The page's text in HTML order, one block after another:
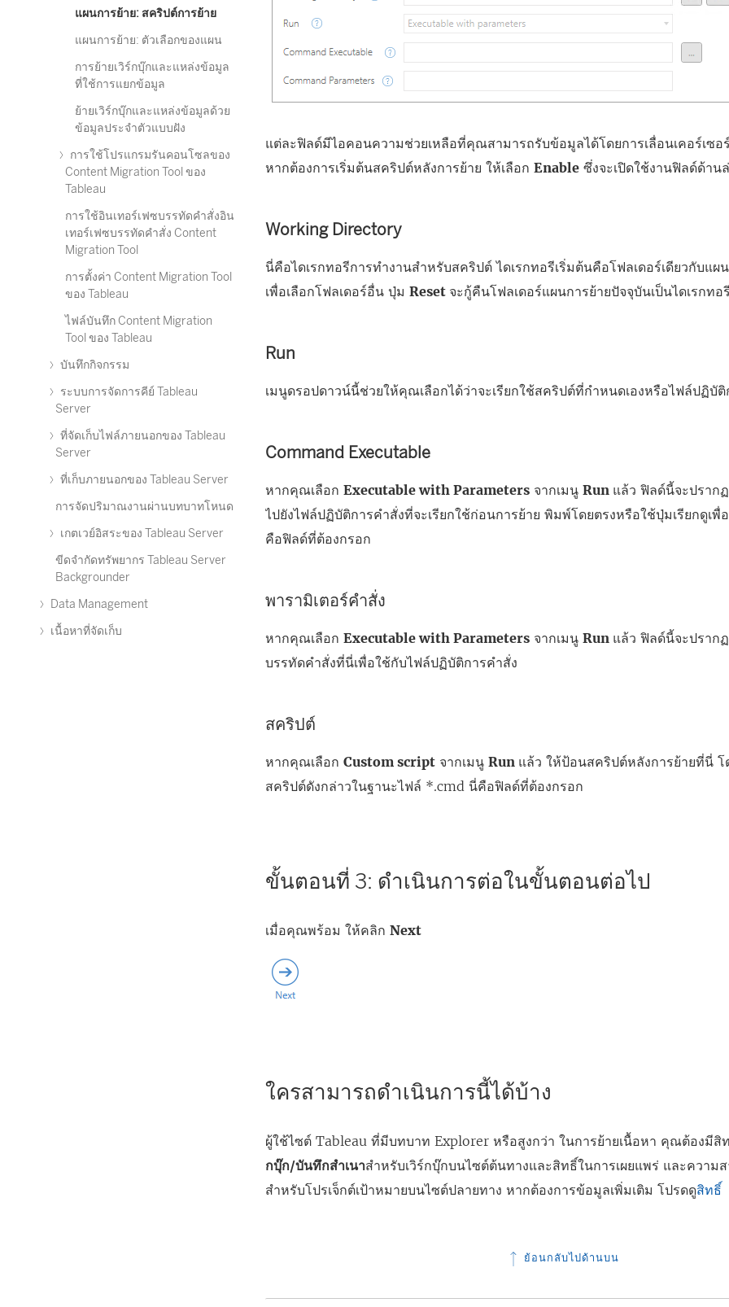
แผนการย้าย: สคริปต์การย้าย
แผนการย้าย: ตัวเลือกของแผน
การย้ายเวิร์กบุ๊กและแหล่งข้อมูล
ที่ใช้การแยกข้อมูล
ย้ายเวิร์กบุ๊กและแหล่งข้อมูลด้วย
ข้อมูลประจำตัวแบบฝัง
การใช้โปรแกรมรันคอนโซลของ
Content Migration Tool ของ
Tableau
การใช้อินเทอร์เฟซบรรทัดคำสั่งอิน
เทอร์เฟซบรรทัดคำสั่ง Content
Migration Tool
การตั้งค่า Content Migration Tool
ของ Tableau
ไฟล์บันทึก Content Migration
Tool ของ Tableau
บันทึกกิจกรรม
ระบบการจัดการคีย์ Tableau
Server
ที่จัดเก็บไฟล์ภายนอกของ Tableau
Server
ที่เก็บภายนอกของ Tableau Server
การจัดปริมาณงานผ่านบทบาทโหนด
เกตเวย์อิสระของ Tableau Server
ขีดจำกัดทรัพยากร Tableau Server
Backgrounder
Data Management
เนื้อหาที่จัดเก็บ
แต่ละฟิลด์มีไอคอนความช่วยเหลือที่คุณสามารถรับข้อมูลได้โดยการเลื่อนเคอร์เซอ
หากต้องการเริ่มต้นสคริปต์หลังการย้าย ให้เลือกEnable ซึ่งจะเปิดใช้งานฟิลด์ด้าน
Working Directory
นี่คือไดเรกทอรีการทำงานสำหรับสคริปต์ ไดเรกทอรีเริ่มต้นคือโฟลเดอร์เดียวกับแผ
เพื่อเลือกโฟลเดอร์อื่น ปุ่มReset จะกู้คืนโฟลเดอร์แผนการย้ายปัจจุบันเป็นไดเรกทอ
Run
เมนูดรอปดาวน์นี้ช่วยให้คุณเลือกได้ว่าจะเรียกใช้สคริปต์ที่กำหนดเองหรือไฟล์ปฏิบัติ
Command Executable
หากคุณเลือกExecutable with Parameters จากเมนูRun แล้ว ฟิลด์นี้จะปราก
ไปยังไฟล์ปฏิบัติการคำสั่งที่จะเรียกใช้ก่อนการย้าย พิมพ์โดยตรงหรือใช้ปุ่มเรียกดูเ
คือฟิลด์ที่ต้องกรอก
พารามิเตอร์คำสั่ง
หากคุณเลือกExecutable with Parameters จากเมนูRun แล้ว ฟิลด์นี้จะปราก
บรรทัดคำสั่งที่นี่เพื่อใช้กับไฟล์ปฏิบัติการคำสั่ง
สคริปต์
หากคุณเลือกCustom script จากเมนูRun แล้ว ให้ป้อนสคริปต์หลังการย้ายที่นี่ โ
สคริปต์ดังกล่าวในฐานะไฟล์ *.cmd นี่คือฟิลด์ที่ต้องกรอก
ขั้นตอนที่ 3: ดำเนินการต่อในขั้นตอนต่อไป
เมื่อคุณพร้อม ให้คลิกNext
ใครสามารถดำเนินการนี้ได้บ้าง
ผู้ใช้ไซต์ Tableau ที่มีบทบาท Explorer หรือสูงกว่า ในการย้ายเนื้อหา คุณต้องมีสิ
กบุ๊ก/บันทึกสำเนาสำหรับเวิร์กบุ๊กบนไซต์ต้นทางและสิทธิ์ในการเผยแพร่ และความ
สำหรับโปรเจ็กต์เป้าหมายบนไซต์ปลายทาง หากต้องการข้อมูลเพิ่มเติม โปรดดูสิทธิ์
ย้อนกลับไปด้านบน